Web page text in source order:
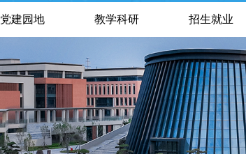
党建园地 教学科研 招生就业